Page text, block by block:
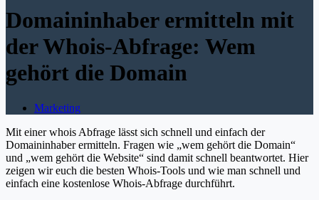
Domaininhaber ermitteln mit
der Whois-Abfrage: Wem
gehört die Domain
Marketing
Mit einer whois Abfrage lässt sich schnell und einfach der
Domaininhaber ermitteln. Fragen wie „wem gehört die Domain“
und „wem gehört die Website“ sind damit schnell beantwortet. Hier
zeigen wir euch die besten Whois-Tools und wie man schnell und
einfach eine kostenlose Whois-Abfrage durchführt.